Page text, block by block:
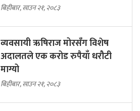
बिहीबार, साउन २१, २०८३
व्यवसायी ऋषिराज मोरसँग विशेष
अदालतले एक करोड रुपैयाँ धरौटी
माग्यो
बिहीबार, साउन २१, २०८३